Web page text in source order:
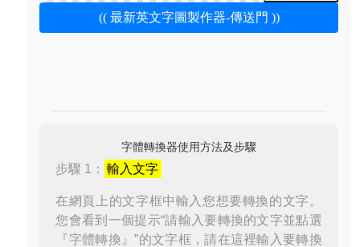
(( 最新英文字圖製作器-傳送門 ))
字體轉換器使用方法及步驟
步驟 1： 輸入文字
在網頁上的文字框中輸入您想要轉換的文字。
您會看到一個提示“請輸入要轉換的文字並點選
『字體轉換』”的文字框，請在這裡輸入要轉換